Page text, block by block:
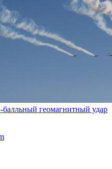
геомагнитный удар